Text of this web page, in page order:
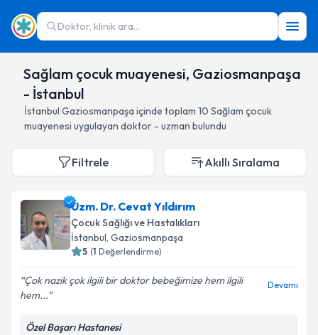
Doktor, klinik ara...
Sağlam çocuk muayenesi, Gaziosmanpaşa
- İstanbul
İstanbul Gaziosmanpaşa içinde toplam 10 Sağlam çocuk
muayenesi uygulayan doktor - uzman bulundu
Filtrele Akıllı Sıralama
Uzm. Dr. Cevat Yıldırım
Çocuk Sağlığı ve Hastalıkları
İstanbul, Gaziosmanpaşa
5 (1 Değerlendirme)
Çok nazik çok ilgili bir doktor bebeğimize hem ilgili
hem...
Devamı
Özel Başarı Hastanesi